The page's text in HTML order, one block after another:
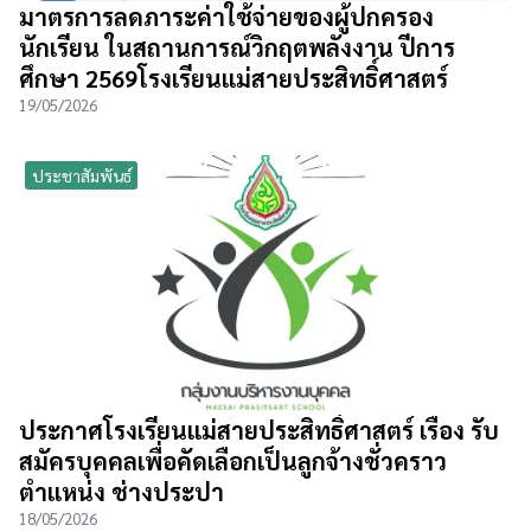
มาตรการลดภาระค่าใช้จ่ายของผู้ปกครอง
นักเรียน ในสถานการณ์วิกฤตพลังงาน ปีการ
ศึกษา 2569โรงเรียนแม่สายประสิทธิ์ศาสตร์
19/05/2026
ประชาสัมพันธ์
ประกาศโรงเรียนแม่สายประสิทธิ์ศาสตร์ เรื่อง รับ
สมัครบุคคลเพื่อคัดเลือกเป็นลูกจ้างชั่วคราว
ตำแหน่ง ช่างประปา
18/05/2026